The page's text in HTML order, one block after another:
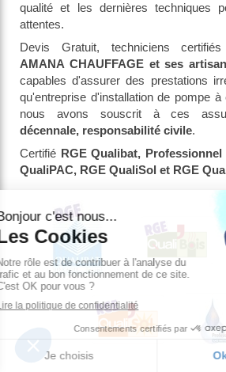
qualité et les dernières techniques
attentes.
Devis Gratuit, techniciens
AMANA CHAUFFAGE et ses
capables d'assurer des prestations
qu'entreprise d'installation de pompe à
nous avons souscrit à ces
décennale, responsabilité civile.
Certifié RGE Qualibat,
QualiPAC, RGE QualiSol et RGE